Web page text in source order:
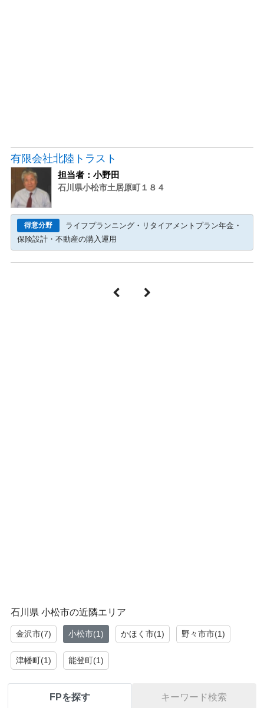
有限会社北陸トラスト
担当者：小野田
石川県小松市土居原町１８４
得意分野
ライフプランニング・リタイアメントプラン年金・
保険設計・不動産の購入運用
石川県 小松市の近隣エリア
金沢市(7) 小松市(1) かほく市(1) 野々市市(1)
津幡町(1) 能登町(1)
FPを探す キーワード検索